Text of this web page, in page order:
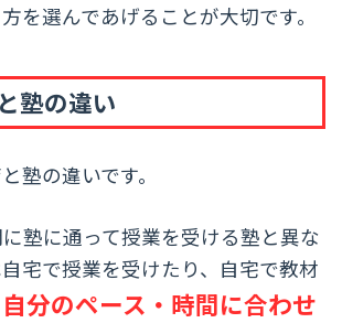
を選んであげることが大切です。
塾の違い
塾の違いです。
塾に通って授業を受ける塾と異な
宅で授業を受けたり、自宅で教材
自分のペース・時間に合わせ